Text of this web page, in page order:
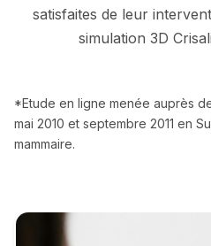
satisfaites de leur
simulation 3D
*Etude en ligne menée auprès
mai 2010 et septembre 2011 en
mammaire.